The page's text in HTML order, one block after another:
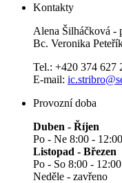
Kontakty
Alena Šilháčková -
Bc. Veronika
Tel.: +420 374 627
E-mail:
Provozní doba
Duben - Říjen
Po - Ne 8:00 -
Listopad - Březen
Po - So 8:00 -
Neděle - zavřeno